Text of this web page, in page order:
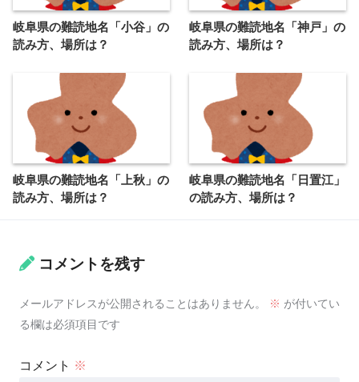
岐阜県の難読地名「小谷」の
読み方、場所は？
岐阜県の難読地名「神戸」の
読み方、場所は？
岐阜県の難読地名「上秋」の
読み方、場所は？
岐阜県の難読地名「日置江」
の読み方、場所は？
コメントを残す
メールアドレスが公開されることはありません。 ※ が付いてい
る欄は必須項目です
コメント ※